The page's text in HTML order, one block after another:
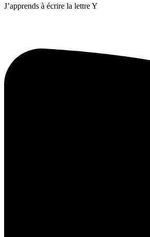
J’apprends à écrire la lettre Y